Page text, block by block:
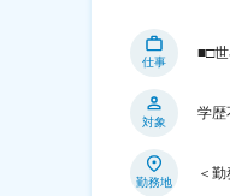
仕事
■□
対象
学歴
勤務地
＜